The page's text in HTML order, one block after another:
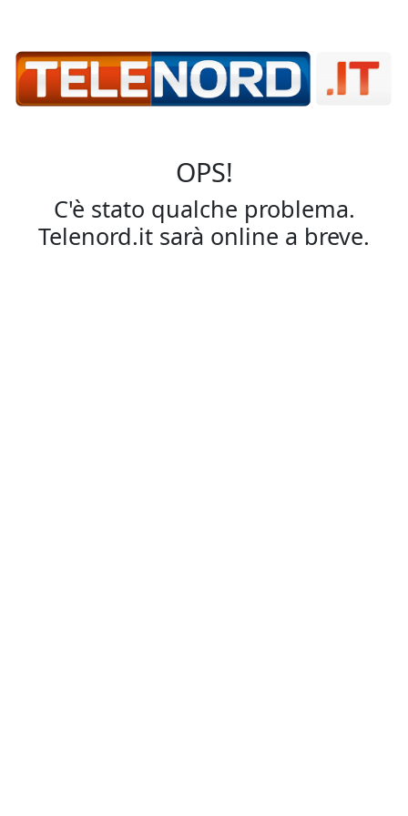
OPS!
C'è stato qualche problema.
Telenord.it sarà online a breve.